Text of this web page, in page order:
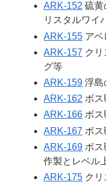
ARK-152 硫黄
リスタルワイ
ARK-155 ア
ARK-157 ク
グ等
ARK-159 浮島
ARK-162 ボ
ARK-166 ボス
ARK-167 ボ
ARK-169 ボス
作製とレベル
ARK-175 ク